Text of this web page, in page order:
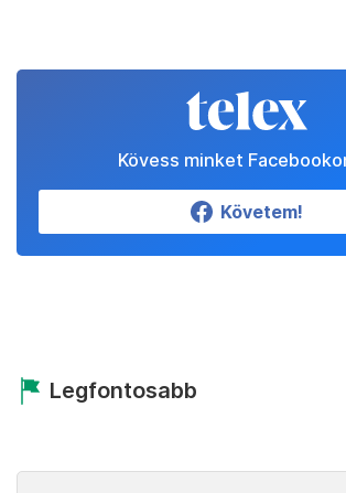
Kövess minket
Követem!
Legfontosabb